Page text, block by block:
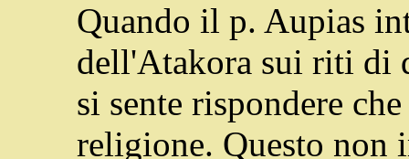
Quando il p. Aupias
dell'Atakora sui riti di
si sente rispondere
religione. Questo non